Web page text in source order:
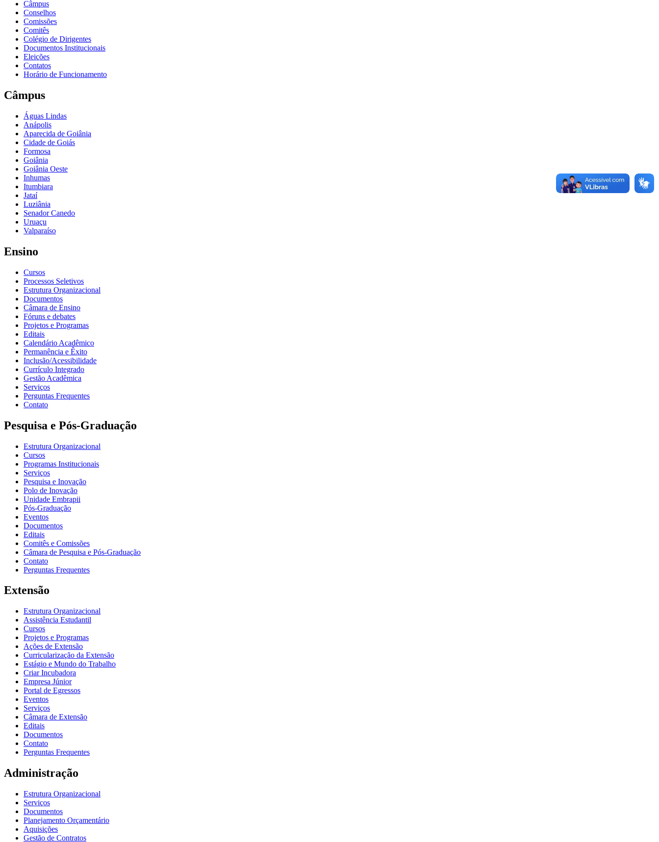
Câmpus
Conselhos
Comissões
Comitês
Colégio de Dirigentes
Documentos Institucionais
Eleições
Contatos
Horário de Funcionamento
Câmpus
Águas Lindas
Anápolis
Aparecida de Goiânia
Cidade de Goiás
Formosa
Goiânia
Goiânia Oeste
Inhumas
Itumbiara
Jataí
Luziânia
Senador Canedo
Uruaçu
Valparaíso
Ensino
Cursos
Processos Seletivos
Estrutura Organizacional
Documentos
Câmara de Ensino
Fóruns e debates
Projetos e Programas
Editais
Calendário Acadêmico
Permanência e Êxito
Inclusão/Acessibilidade
Currículo Integrado
Gestão Acadêmica
Serviços
Perguntas Frequentes
Contato
Pesquisa e Pós-Graduação
Estrutura Organizacional
Cursos
Programas Institucionais
Serviços
Pesquisa e Inovação
Polo de Inovação
Unidade Embrapii
Pós-Graduação
Eventos
Documentos
Editais
Comitês e Comissões
Câmara de Pesquisa e Pós-Graduação
Contato
Perguntas Frequentes
Extensão
Estrutura Organizacional
Assistência Estudantil
Cursos
Projetos e Programas
Ações de Extensão
Curricularização da Extensão
Estágio e Mundo do Trabalho
Criar Incubadora
Empresa Júnior
Portal de Egressos
Eventos
Serviços
Câmara de Extensão
Editais
Documentos
Contato
Perguntas Frequentes
Administração
Estrutura Organizacional
Serviços
Documentos
Planejamento Orçamentário
Aquisições
Gestão de Contratos